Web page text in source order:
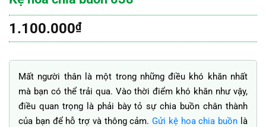
1.100.000₫
Mất người thân là một trong những điều khó khăn nhất
mà bạn có thể trải qua. Vào thời điểm khó khăn như vậy,
điều quan trọng là phải bày tỏ sự chia buồn chân thành
của bạn để hỗ trợ và thông cảm.Gửi kệ hoa chia buồn là